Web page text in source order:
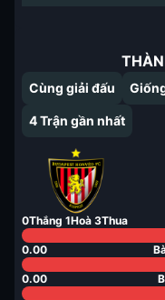
Cùng giải đấu
4Trận gần nhất
0Thắng 1Hoà 3Thua
0.00
0.00